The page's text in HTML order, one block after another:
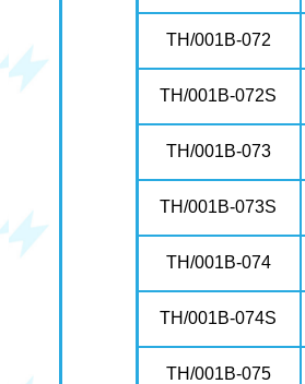
TH/001B-072
TH/001B-072S
TH/001B-073
TH/001B-073S
TH/001B-074
TH/001B-074S
TH/001B-075